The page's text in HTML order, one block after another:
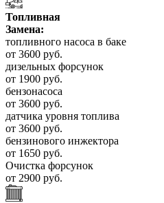
Топливная
Замена:
топливного насоса в баке
от 3600 руб.
дизельных форсунок
от 1900 руб.
бензонасоса
от 3600 руб.
датчика уровня топлива
от 3600 руб.
бензинового инжектора
от 1650 руб.
Очистка форсунок
от 2900 руб.